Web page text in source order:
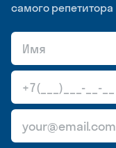
самого репетитора